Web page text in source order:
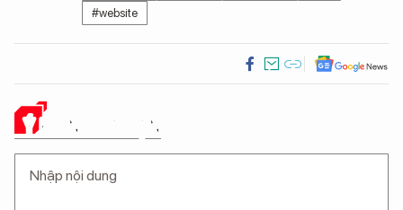
#website
Ý KIẾN CỦA BẠN